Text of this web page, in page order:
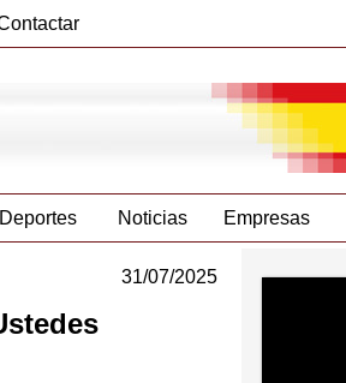
Deportes Noticias Empresas
31/07/2025